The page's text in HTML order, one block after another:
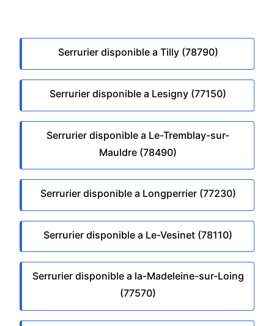
Serrurier disponible a Tilly (78790)
Serrurier disponible a Lesigny (77150)
Serrurier disponible a Le-Tremblay-sur-
Mauldre (78490)
Serrurier disponible a Longperrier (77230)
Serrurier disponible a Le-Vesinet (78110)
Serrurier disponible a la-Madeleine-sur-Loing
(77570)